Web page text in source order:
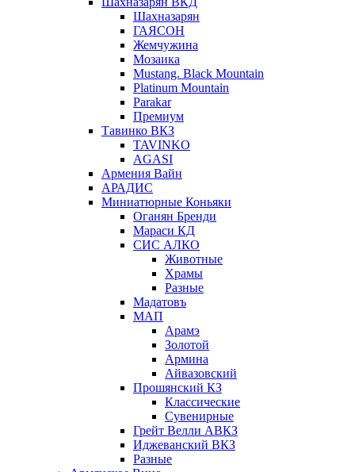
Шахназарян
ГАЯСОН
Жемчужина
Мозаика
Mustang. Black Mountain
Platinum Mountain
Parakar
Премиум
Тавинко ВКЗ
TAVINKO
AGASI
Армения Вайн
АРАДИС
Миниатюрные Коньяки
Оганян Бренди
Мараси КД
СИС АЛКО
Животные
Храмы
Разные
Мадатовъ
МАП
Арамэ
Золотой
Армина
Айвазовский
Прошянский КЗ
Классические
Сувенирные
Грейт Велли АВКЗ
Иджеванский ВКЗ
Разные